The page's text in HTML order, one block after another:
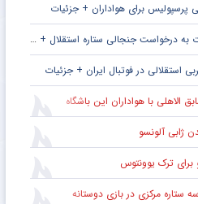
پرسپولیس برای هواداران + جزئیات
جنجالی ستاره استقلال + جزئیات
استقلالی در فوتبال ایران + جزئیات
الاهلی با هواداران این باشگاه
ژابی آلونسو
برای ترک یوونتوس
ستاره مرکزی در بازی دوستانه